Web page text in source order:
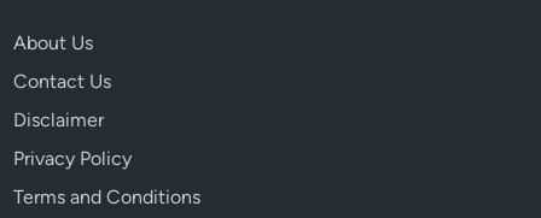
About Us
Contact Us
Disclaimer
Privacy Policy
Terms and Conditions